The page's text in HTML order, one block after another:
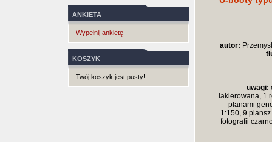
ANKIETA
Wypełnij ankietę
KOSZYK
Twój koszyk jest pusty!
autor:
uwagi:
lakierowana, 1
planami
1:150, 9
fotografii